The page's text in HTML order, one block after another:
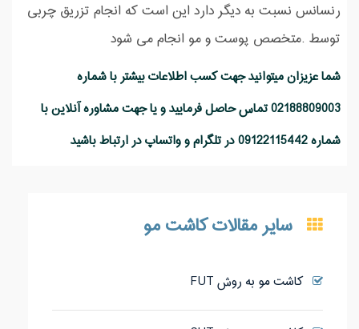
رنسانس نسبت به دیگر دارد این است که انجام تزریق چربی
توسط .متخصص پوست و مو انجام می شود
شما عزیزان میتوانید جهت کسب اطلاعات بیشتر با شماره
02188809003 تماس حاصل فرمایید و یا جهت مشاوره آنلاین با
شماره 09122115442 در تلگرام و واتساپ در ارتباط باشید
سایر مقالات کاشت مو
کاشت مو به روش FUT